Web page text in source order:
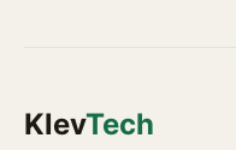
KlevTech